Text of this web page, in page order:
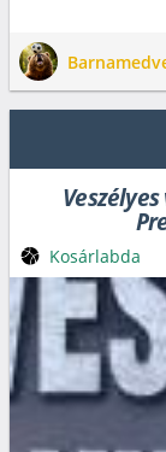
Kosárlabda